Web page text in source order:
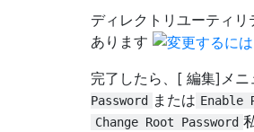
ディレクトリユーティ
あります
完了したら、[ 編集]メニ
Password
または Enable
Change Root Password